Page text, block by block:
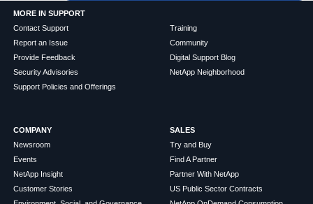
MORE IN SUPPORT
Contact Support
Report an Issue
Provide Feedback
Security Advisories
Support Policies and Offerings
Training
Community
Digital Support Blog
NetApp Neighborhood
COMPANY
Newsroom
Events
NetApp Insight
Customer Stories
SALES
Try and Buy
Find A Partner
Partner With NetApp
US Public Sector Contracts